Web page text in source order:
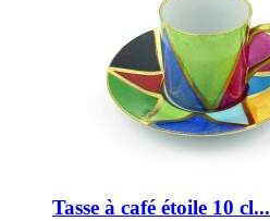
Tasse à café étoile 10 cl...